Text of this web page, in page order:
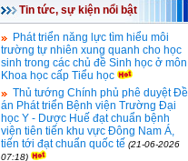
Tin tức, sự kiện nổi bật
Phát triển năng lực tìm hiểu môi
trường tự nhiên xung quanh cho học
sinh trong các chủ đề Sinh học ở môn
Khoa học cấp Tiểu học
Thủ tướng Chính phủ phê duyệt Đề
án Phát triển Bệnh viện Trường Đại
học Y - Dược Huế đạt chuẩn bệnh
viện tiên tiến khu vực Đông Nam Á,
tiến tới đạt chuẩn quốc tế (21-06-2026
07:18)